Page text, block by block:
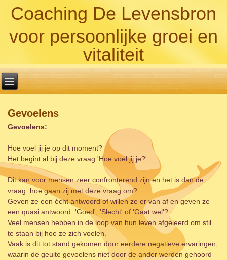
Coaching De Levensbron
voor persoonlijke groei en
vitaliteit
Gevoelens
Gevoelens:
Hoe voel jij je op dit moment?
Het begint al bij deze vraag 'Hoe voel jij je?'
Dit kan voor mensen zeer confronterend zijn en het is dan de
vraag: hoe gaan zij met deze vraag om?
Geven ze een écht antwoord of willen ze er van af en geven ze
een quasi antwoord: 'Goed', 'Slecht' of 'Gaat wel'?
Veel mensen hebben in de loop van hun leven afgeleerd om stil
te staan bij hoe ze zich voelen.
Vaak is dit tot stand gekomen door eerdere negatieve ervaringen,
waarin de geuite gevoelens niet door de ander werden gehoord